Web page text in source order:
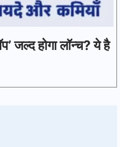
जल्द होगा लॉन्च? ये है